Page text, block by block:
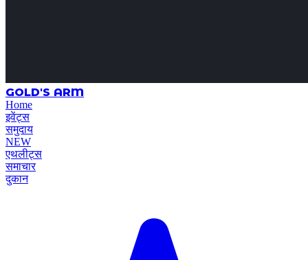
GOLD'S ARM
Home
इवेंट्स
समुदाय
NEW
एथलीट्स
समाचार
दुकान